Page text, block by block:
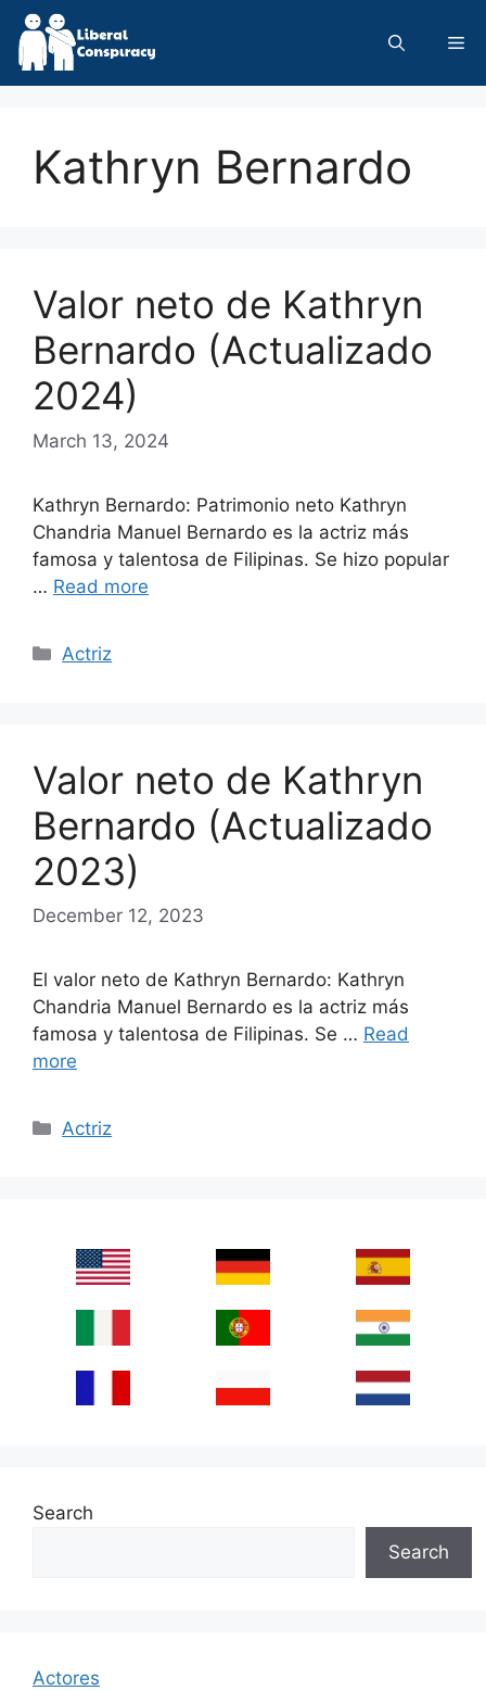
Skip
content
Kathryn Bernardo
Valor neto de Kathryn
Bernardo (Actualizado
2024)
March 13, 2024
Kathryn Bernardo: Patrimonio neto Kathryn
Chandria Manuel Bernardo es la actriz más
famosa y talentosa de Filipinas. Se hizo popular
… Read more
Categories
Actriz
Valor neto de Kathryn
Bernardo (Actualizado
2023)
December 12, 2023
El valor neto de Kathryn Bernardo: Kathryn
Chandria Manuel Bernardo es la actriz más
famosa y talentosa de Filipinas. Se … Read
more
Categories
Actriz
Search
Search
Actores